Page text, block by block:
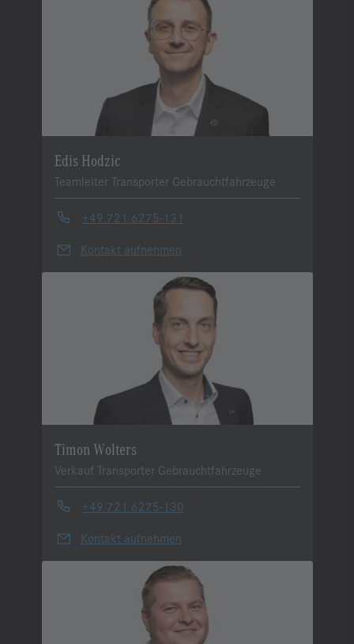
Edis Hodzic
Teamleiter Transporter Gebrauchtfahrzeuge
+49 721 6275-131
Kontakt aufnehmen
Timon Wolters
Verkauf Transporter Gebrauchtfahrzeuge
+49 721 6275-130
Kontakt aufnehmen